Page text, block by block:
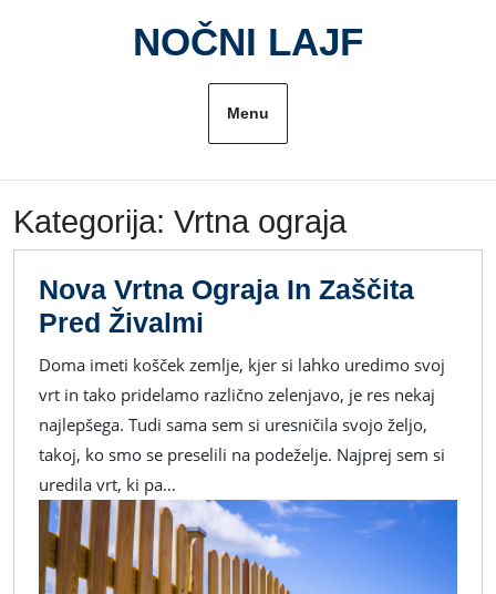
NOČNI LAJF
Menu
Kategorija: Vrtna ograja
Nova Vrtna Ograja In Zaščita
Pred Živalmi
Vrtna
Ograja
In
Zaščita
Živalmi
Doma imeti košček zemlje, kjer si lahko uredimo svoj
vrt in tako pridelamo različno zelenjavo, je res nekaj
najlepšega. Tudi sama sem si uresničila svojo željo,
takoj, ko smo se preselili na podeželje. Najprej sem si
uredila vrt, ki pa…